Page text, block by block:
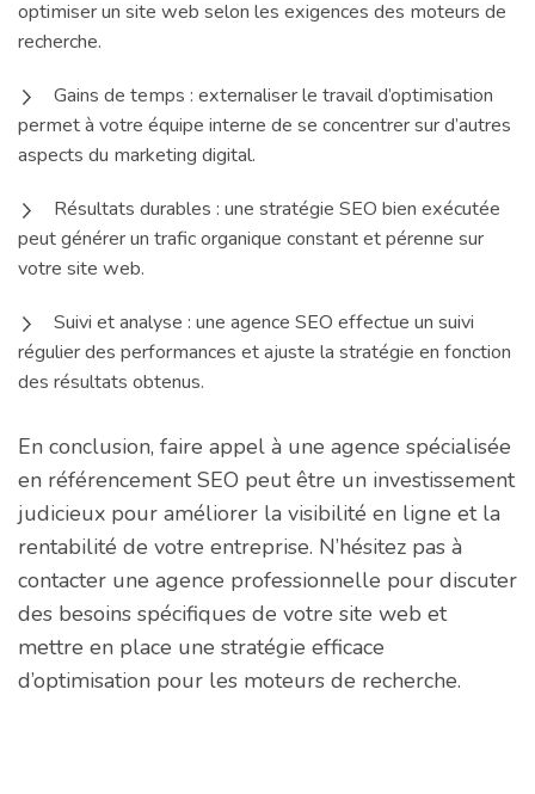
optimiser un site web selon les exigences des moteurs de
recherche.
Gains de temps : externaliser le travail d’optimisation
permet à votre équipe interne de se concentrer sur d’autres
aspects du marketing digital.
Résultats durables : une stratégie SEO bien exécutée
peut générer un trafic organique constant et pérenne sur
votre site web.
Suivi et analyse : une agence SEO effectue un suivi
régulier des performances et ajuste la stratégie en fonction
des résultats obtenus.
En conclusion, faire appel à une agence spécialisée
en référencement SEO peut être un investissement
judicieux pour améliorer la visibilité en ligne et la
rentabilité de votre entreprise. N’hésitez pas à
contacter une agence professionnelle pour discuter
des besoins spécifiques de votre site web et
mettre en place une stratégie efficace
d’optimisation pour les moteurs de recherche.